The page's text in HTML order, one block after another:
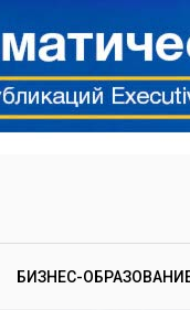
БИЗНЕС-